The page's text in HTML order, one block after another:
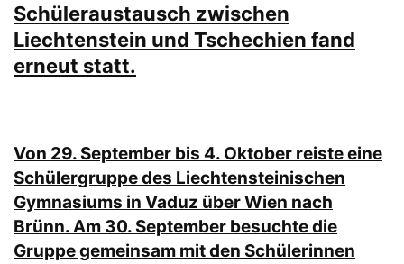
Schüleraustausch zwischen
Liechtenstein und Tschechien fand
erneut statt.
Von 29. September bis 4. Oktober reiste eine
Schülergruppe des Liechtensteinischen
Gymnasiums in Vaduz über Wien nach
Brünn. Am 30. September besuchte die
Gruppe gemeinsam mit den Schülerinnen